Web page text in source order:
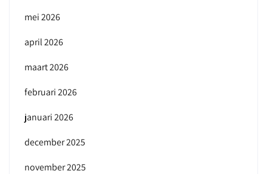
mei 2026
april 2026
maart 2026
februari 2026
januari 2026
december 2025
november 2025